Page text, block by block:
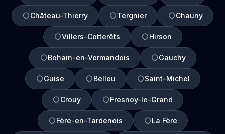
Château-Thierry Tergnier Chauny
Villers-Cotterêts Hirson
Bohain-en-Vermandois Gauchy
Guise Belleu Saint-Michel
Crouy Fresnoy-le-Grand
Fère-en-Tardenois La Fère